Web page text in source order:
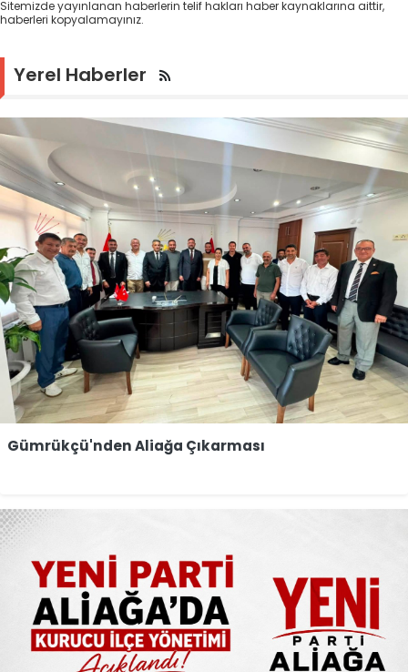
Sitemizde yayınlanan haberlerin telif hakları haber kaynaklarına aittir,
haberleri kopyalamayınız.
Yerel Haberler
Gümrükçü'nden Aliağa Çıkarması